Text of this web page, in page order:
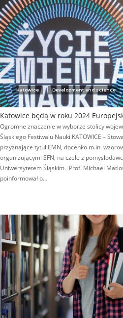
Katowice Development and science
Katowice będą w roku 2024
Ogromne znaczenie w wyborze stolicy
Śląskiego Festiwalu Nauki KATOWICE –
przyznające tytuł EMN, doceniło m.in.
organizującymi ŚFN, na czele z
Uniwersytetem Śląskim. Prof. Michaël
poinformował o…